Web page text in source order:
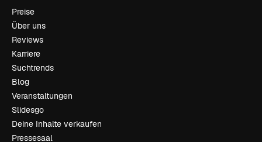
Preise
Über uns
Reviews
Karriere
Suchtrends
Blog
Veranstaltungen
Slidesgo
Deine Inhalte verkaufen
Pressesaal